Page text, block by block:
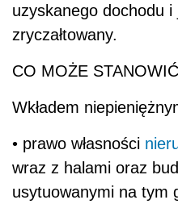
uzyskanego dochodu
zryczałtowany.
CO MOŻE
Wkładem
• prawo własności
wraz z halami oraz
usytuowanymi na tym